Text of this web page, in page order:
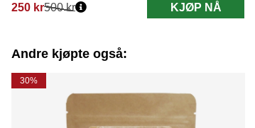
250 kr
Vanlig pris:
500 kr KJØP NÅ
Andre kjøpte også:
30%